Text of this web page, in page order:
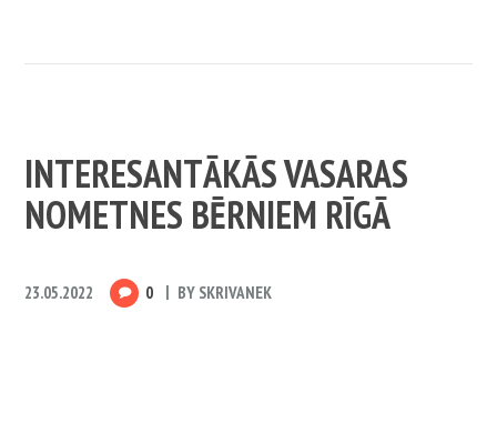
INTERESANTĀKĀS VASARAS
NOMETNES BĒRNIEM RĪGĀ
23.05.2022 0 BY SKRIVANEK